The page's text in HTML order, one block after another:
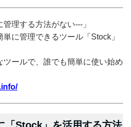
理する方法がない---」
に管理できるツール「Stock」
ツールで、誰でも簡単に使い始め